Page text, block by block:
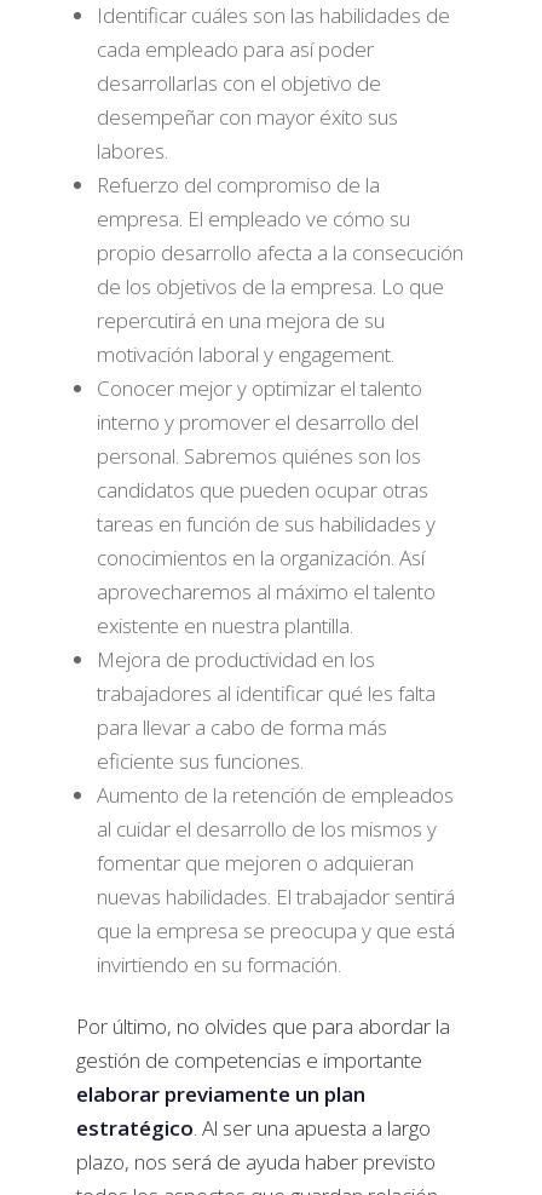
Identificar cuáles son las habilidades de
cada empleado para así poder
desarrollarlas con el objetivo de
desempeñar con mayor éxito sus
labores.
Refuerzo del compromiso de la
empresa. El empleado ve cómo su
propio desarrollo afecta a la consecución
de los objetivos de la empresa. Lo que
repercutirá en una mejora de su
motivación laboral y engagement.
Conocer mejor y optimizar el talento
interno y promover el desarrollo del
personal. Sabremos quiénes son los
candidatos que pueden ocupar otras
tareas en función de sus habilidades y
conocimientos en la organización. Así
aprovecharemos al máximo el talento
existente en nuestra plantilla.
Mejora de productividad en los
trabajadores al identificar qué les falta
para llevar a cabo de forma más
eficiente sus funciones.
Aumento de la retención de empleados
al cuidar el desarrollo de los mismos y
fomentar que mejoren o adquieran
nuevas habilidades. El trabajador sentirá
que la empresa se preocupa y que está
invirtiendo en su formación.
Por último, no olvides que para abordar la
gestión de competencias e importante
elaborar previamente un plan
estratégico. Al ser una apuesta a largo
plazo, nos será de ayuda haber previsto